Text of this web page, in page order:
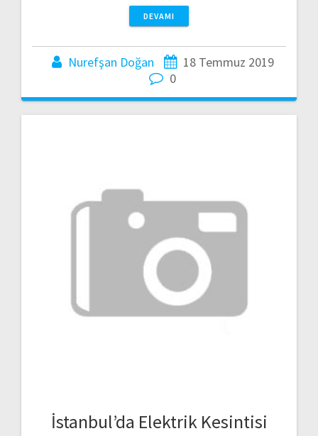
DEVAMI
Nurefşan Doğan
18 Temmuz 2019
0
İstanbul’da Elektrik Kesintisi